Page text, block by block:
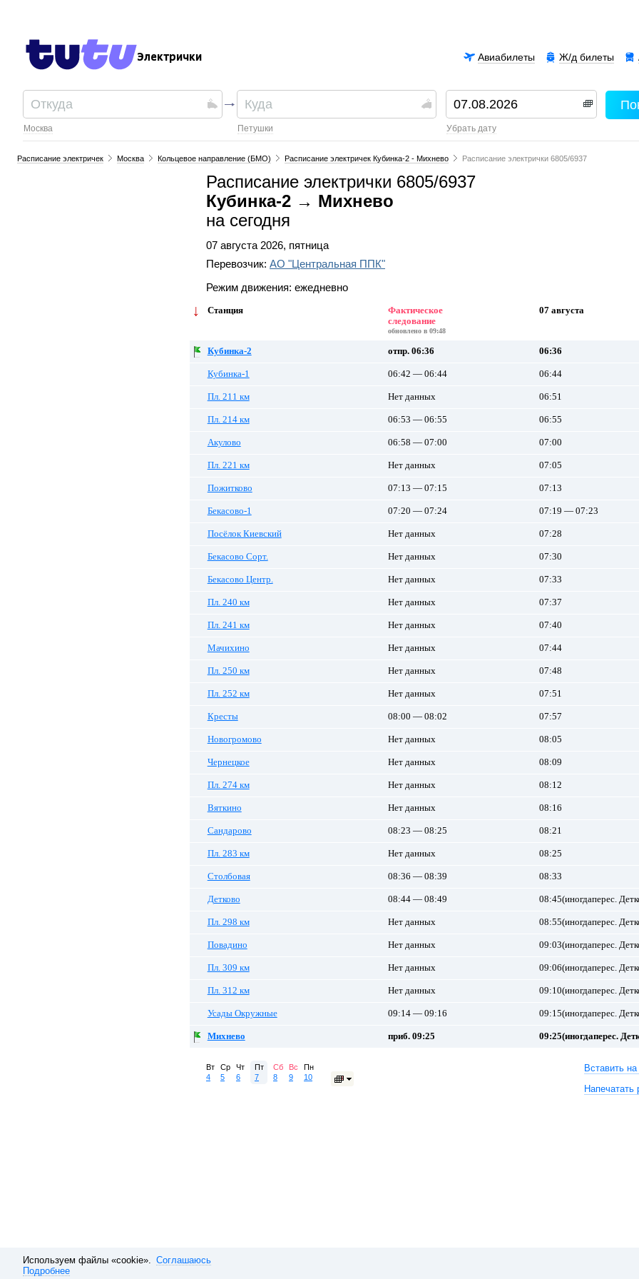
Электрички Ж/д билеты
Авиабилеты
Москва Петушки убрать дату
Расписание электричек Москва Кольцевое направление (БМО) Расписание электричек Кубинка-2 - Михнево Расписание электрички 6805/6937
Расписание электрички 6805/6937
Кубинка-2 → Михнево
на сегодня
07 августа 2026, пятница
Перевозчик: АО "Центральная ППК"
Режим движения: ежедневно
Станция
Фактическое
следование
обновлено в 09:48
07 августа
Кубинка-2 отпр. 06:36 06:36
Кубинка-1 06:42 — 06:44 06:44
Пл. 211 км Нет данных 06:51
Пл. 214 км 06:53 — 06:55 06:55
Акулово 06:58 — 07:00 07:00
Пл. 221 км Нет данных 07:05
Пожитково 07:13 — 07:15 07:13
Бекасово-1 07:20 — 07:24 07:19 — 07:23
Посёлок Киевский Нет данных 07:28
Бекасово Сорт. Нет данных 07:30
Бекасово Центр. Нет данных 07:33
Пл. 240 км Нет данных 07:37
Пл. 241 км Нет данных 07:40
Мачихино Нет данных 07:44
Пл. 250 км Нет данных 07:48
Пл. 252 км Нет данных 07:51
Кресты 08:00 — 08:02 07:57
Новогромово Нет данных 08:05
Чернецкое Нет данных 08:09
Пл. 274 км Нет данных 08:12
Вяткино Нет данных 08:16
Сандарово 08:23 — 08:25 08:21
Пл. 283 км Нет данных 08:25
Столбовая 08:36 — 08:39 08:33
Детково 08:44 — 08:49 08:45(иногдаперес.
Пл. 298 км Нет данных 08:55(иногдаперес.
Повадино Нет данных 09:03(иногдаперес.
Пл. 309 км Нет данных 09:06(иногдаперес.
Пл. 312 км Нет данных 09:10(иногдаперес.
Усады Окружные 09:14 — 09:16 09:15(иногдаперес.
Михнево приб. 09:25 09:25(иногдаперес.
Вт
4
Ср
5
Чт
6
Пт
7
Сб
8
Вс
9
Пн
10
Вставить на
Напечатать
Используем файлы «cookie». Соглашаюсь
Подробнее